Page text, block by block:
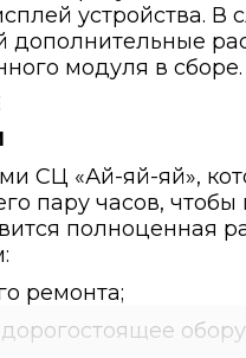
устройства. В
дополнительные
модуля в сборе.
СЦ «Ай-яй-яй»,
пару часов,
полноценная
ремонта;